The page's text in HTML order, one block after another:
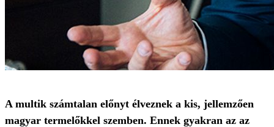
A multik számtalan előnyt élveznek a kis, jellemzően
magyar termelőkkel szemben. Ennek gyakran az az